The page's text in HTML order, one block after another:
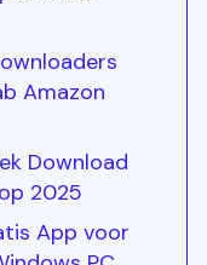
Amazon
Download
2025
App voor